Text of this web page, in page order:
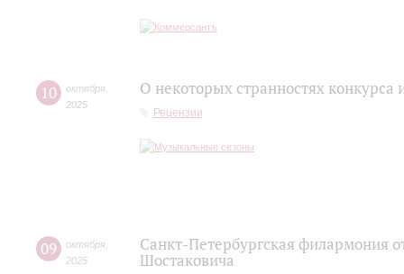
10 октября
2025
О некоторых странностях конкурса
Рецензии
09 октября
2025
Санкт-Петербургская филармония
Шостаковича